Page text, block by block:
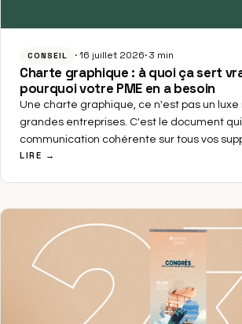
CONSEIL 16 juillet 2026 3 min
Charte graphique : à quoi ça sert
pourquoi votre PME en a besoin
Une charte graphique, ce n'est pas un luxe
grandes entreprises. C'est le document
communication cohérente sur tous vos
LIRE →